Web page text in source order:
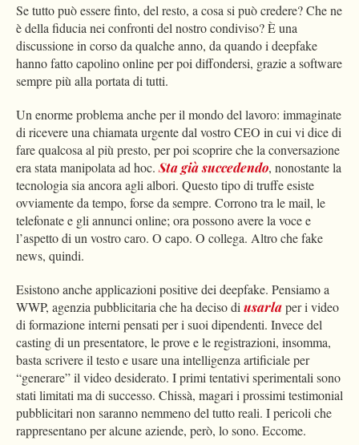
Se tutto può essere finto, del resto, a cosa si può credere? Che ne
è della fiducia nei confronti del nostro condiviso? È una
discussione in corso da qualche anno, da quando i deepfake
hanno fatto capolino online per poi diffondersi, grazie a software
sempre più alla portata di tutti.
Un enorme problema anche per il mondo del lavoro: immaginate
di ricevere una chiamata urgente dal vostro CEO in cui vi dice di
fare qualcosa al più presto, per poi scoprire che la conversazione
era stata manipolata ad hoc. Sta già succedendo, nonostante la
tecnologia sia ancora agli albori. Questo tipo di truffe esiste
ovviamente da tempo, forse da sempre. Corrono tra le mail, le
telefonate e gli annunci online; ora possono avere la voce e
l’aspetto di un vostro caro. O capo. O collega. Altro che fake
news, quindi.
Esistono anche applicazioni positive dei deepfake. Pensiamo a
WWP, agenzia pubblicitaria che ha deciso di usarlaper i video
di formazione interni pensati per i suoi dipendenti. Invece del
casting di un presentatore, le prove e le registrazioni, insomma,
basta scrivere il testo e usare una intelligenza artificiale per
“generare” il video desiderato. I primi tentativi sperimentali sono
stati limitati ma di successo. Chissà, magari i prossimi testimonial
pubblicitari non saranno nemmeno del tutto reali. I pericoli che
rappresentano per alcune aziende, però, lo sono. Eccome.